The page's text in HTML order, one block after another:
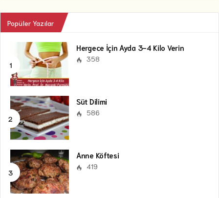
Popüler Yazılar
Hergece İçin Ayda 3-4 Kilo Verin
358
Süt Dilimi
586
Anne Köftesi
419